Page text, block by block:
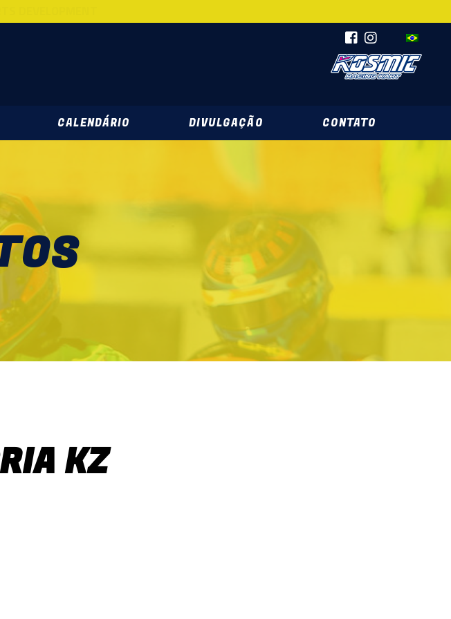
CALENDÁRIO DIVULGAÇÃO CONTATO
KZ